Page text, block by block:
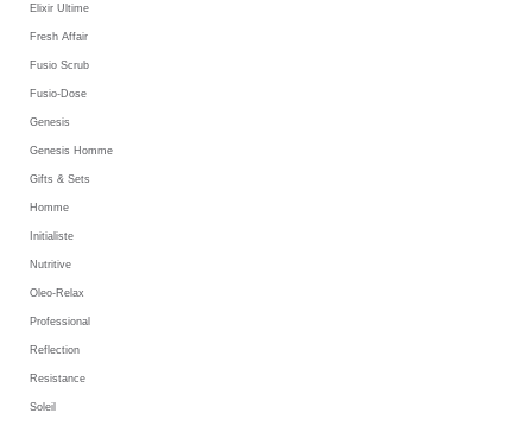
Elixir Ultime
Fresh Affair
Fusio Scrub
Fusio-Dose
Genesis
Genesis Homme
Gifts & Sets
Homme
Initialiste
Nutritive
Oleo-Relax
Professional
Reflection
Resistance
Soleil